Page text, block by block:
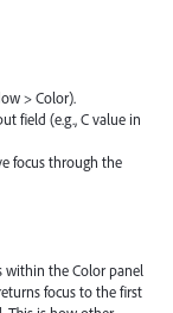
> Color).
field (e.g., C value in
focus through the
within the Color panel
focus to the first